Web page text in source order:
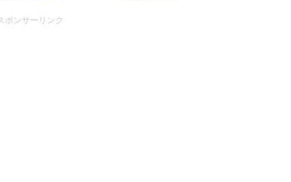
ポンサーリンク